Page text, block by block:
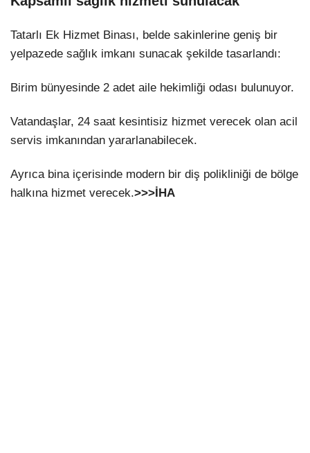
Tatarlı Ek Hizmet Binası, belde sakinlerine geniş bir
yelpazede sağlık imkanı sunacak şekilde tasarlandı:
Birim bünyesinde 2 adet aile hekimliği odası bulunuyor.
Vatandaşlar, 24 saat kesintisiz hizmet verecek olan acil
servis imkanından yararlanabilecek.
Ayrıca bina içerisinde modern bir diş polikliniği de bölge
halkına hizmet verecek.>>>İHA